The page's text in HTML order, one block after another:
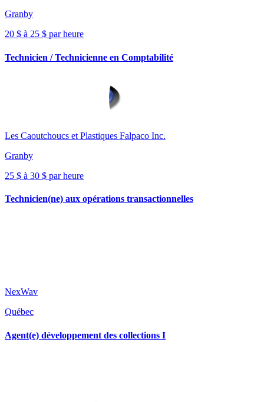
Granby
20 $ à 25 $ par heure
Technicien / Technicienne en Comptabilité
Les Caoutchoucs et Plastiques Falpaco Inc.
Granby
25 $ à 30 $ par heure
Technicien(ne) aux opérations transactionnelles
NexWav
Québec
Agent(e) développement des collections I